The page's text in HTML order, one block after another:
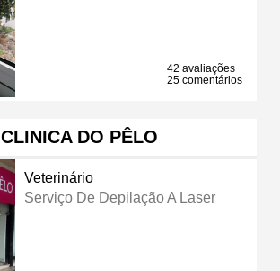
42 avaliações
25 comentários
CLINICA DO PÊLO
Veterinário
Serviço De Depilação A Laser